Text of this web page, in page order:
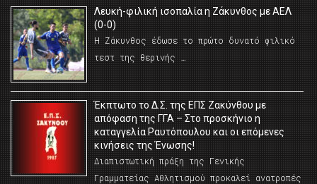
Λευκή-φιλική ισοπαλία η Ζάκυνθος με ΑΕΛ
(0-0)
Η Ζάκυνθος έδωσε το πρώτο δυνατό φιλικό
τεστ της θερινής …
Έκπτωτο το Δ.Σ. της ΕΠΣ Ζακύνθου με
απόφαση της ΓΓΑ – Στο προσκήνιο η
καταγγελία Ραυτόπουλου και οι επόμενες
κινήσεις της Ένωσης!
Διαπιστωτική πράξη της Γενικής
Γραμματείας Αθλητισμού προκαλεί ανατροπές